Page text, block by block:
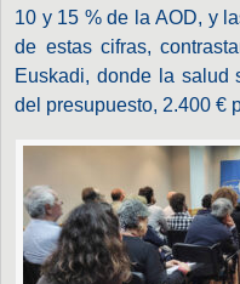
10 y 15 % de la AOD, y
de estas cifras,
Euskadi, donde la salud
del presupuesto, 2.400 €